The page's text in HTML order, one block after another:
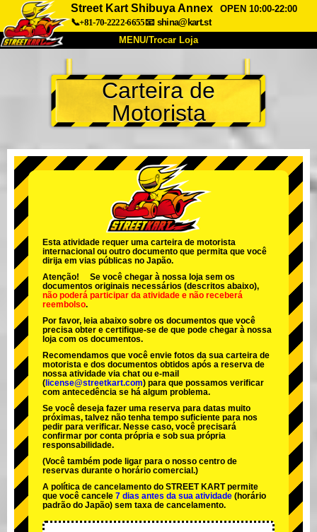
Street Kart Shibuya Annex
OPEN 10:00-22:00
📞+81-70-2222-6655📧 shina@kart.st
MENU/Trocar Loja
Sobre Especificações Preços
Acesso Opiniões FAQ
Trocar Loja
Tokyo Akihabara#1
Tokyo Akihabara#2
Tokyo Shibuya Annex Tokyo Bay
Tokyo Asakusa
Okinawa
Carteira de
Motorista
Esta atividade requer uma carteira de motorista
internacional ou outro documento que permita que você
dirija em vias públicas no Japão.
Atenção! Se você chegar à nossa loja sem os
documentos originais necessários (descritos abaixo),
não poderá participar da atividade e não receberá
reembolso.
Por favor, leia abaixo sobre os documentos que você
precisa obter e certifique-se de que pode chegar à nossa
loja com os documentos.
Recomendamos que você envie fotos da sua carteira de
motorista e dos documentos obtidos após a reserva de
nossa atividade via chat ou e-mail
( license@streetkart.com) para que possamos verificar
com antecedência se há algum problema.
Se você deseja fazer uma reserva para datas muito
próximas, talvez não tenha tempo suficiente para nos
pedir para verificar. Nesse caso, você precisará
confirmar por conta própria e sob sua própria
responsabilidade.
(Você também pode ligar para o nosso centro de
reservas durante o horário comercial.)
A política de cancelamento do STREET KART permite
que você cancele 7 dias antes da sua atividade (horário
padrão do Japão) sem taxa de cancelamento.